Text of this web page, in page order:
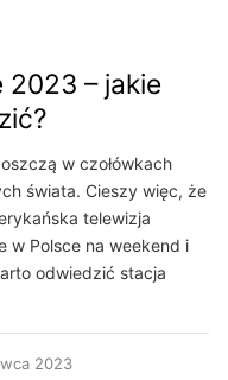
– jakie
w czołówkach
świata. Cieszy więc, że
telewizja
w Polsce na weekend i
odwiedzić stacja
2023